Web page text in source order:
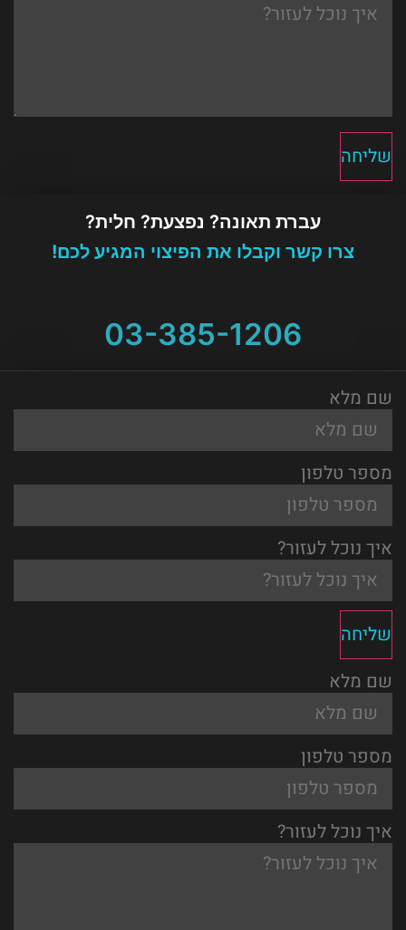
שליחה
עברת תאונה? נפצעת? חלית?
צרו קשר וקבלו את הפיצוי המגיע לכם!
03-385-1206
שם מלא
מספר טלפון
איך נוכל לעזור?
שליחה
שם מלא
מספר טלפון
איך נוכל לעזור?